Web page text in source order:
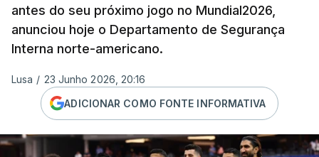
antes do seu próximo jogo no Mundial2026,
anunciou hoje o Departamento de Segurança
Interna norte-americano.
Lusa / 23 Junho 2026, 20:16
ADICIONAR COMO FONTE INFORMATIVA